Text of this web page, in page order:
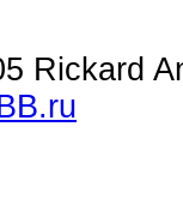
Rickard